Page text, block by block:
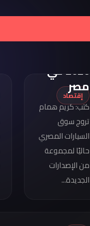
إقتصاد
كوبرا
2026 في
مصر
كتب: كريم همام
تروج سوق
السيارات المصري
حاليًا لمجموعة
من الإصدارات
الجديدة...